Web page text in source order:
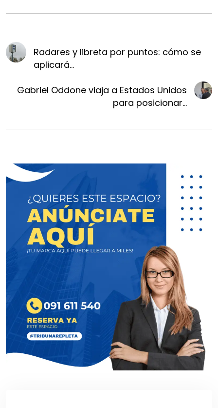
Radares y libreta por puntos: cómo se
aplicará...
Gabriel Oddone viaja a Estados Unidos
para posicionar...